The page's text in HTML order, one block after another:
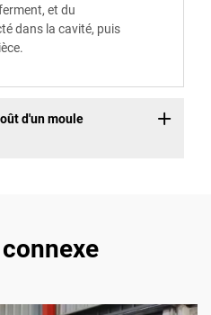
et du
dans la cavité, puis
d'un moule